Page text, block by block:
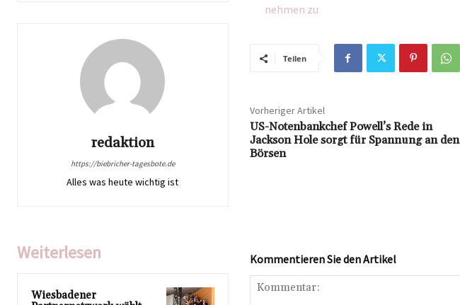
redaktion
https://biebricher-tagesbote.de
Alles was heute wichtig ist
nehmen zu
Teilen
Vorheriger Artikel
US-Notenbankchef Powell’s Rede in
Jackson Hole sorgt für Spannung an den
Börsen
Weiterlesen
Wiesbadener
Kommentieren Sie den Artikel